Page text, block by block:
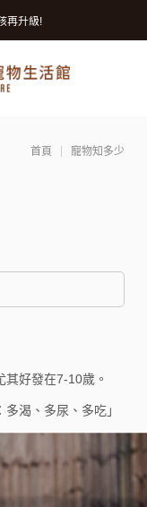
首頁 寵物知多少
好發在7-10歲。
渴、多尿、多吃」
再升級!